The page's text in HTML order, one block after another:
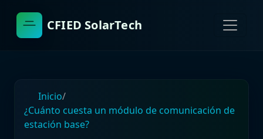
CFIED SolarTech
Inicio/
¿Cuánto cuesta un módulo de comunicación de
estación base?